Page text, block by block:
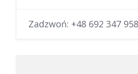
Zadzwoń: +48 692 347 958